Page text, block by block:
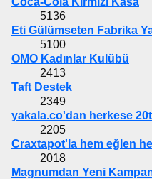
5136
Eti Gülümseten Fabrika
5100
OMO Kadınlar Kulübü
2413
Taft Destek
2349
yakala.co'dan herkese 20tl
2205
Craxtapot'la hem eğlen
2018
Magnumdan Yeni